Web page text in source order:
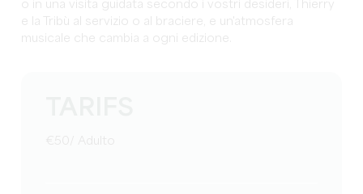
o in una visita guidata secondo i vostri desideri, Thierry
e la Tribù al servizio o al braciere, e un'atmosfera
musicale che cambia a ogni edizione.